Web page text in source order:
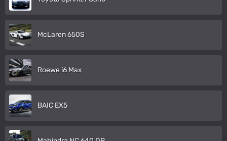
McLaren 650S
Roewe i6 Max
BAIC EX5